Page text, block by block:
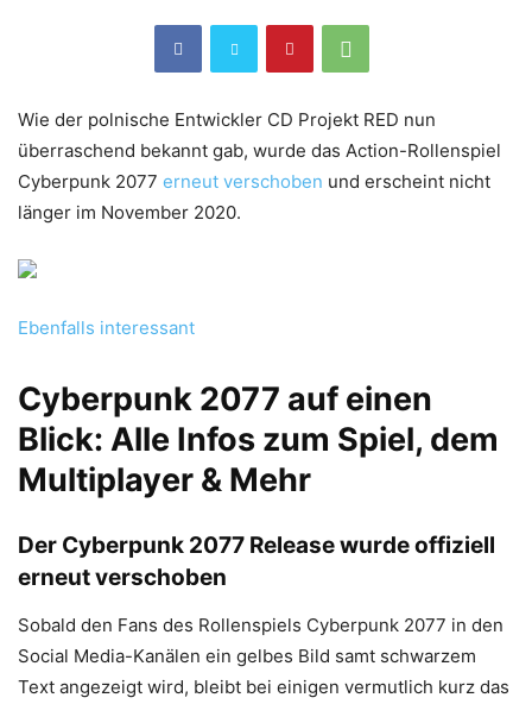
Wie der polnische Entwickler CD Projekt RED nun
überraschend bekannt gab, wurde das Action-Rollenspiel
Cyberpunk 2077 erneut verschoben und erscheint nicht
länger im November 2020.
Ebenfalls interessant
Cyberpunk 2077 auf einen
Blick: Alle Infos zum Spiel, dem
Multiplayer & Mehr
Der Cyberpunk 2077 Release wurde offiziell
erneut verschoben
Sobald den Fans des Rollenspiels Cyberpunk 2077 in den
Social Media-Kanälen ein gelbes Bild samt schwarzem
Text angezeigt wird, bleibt bei einigen vermutlich kurz das